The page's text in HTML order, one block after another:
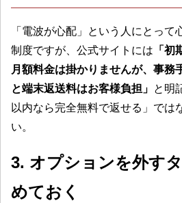
「電波が心配」という人にとって
制度ですが、公式サイトには 「初
月額料金は掛かりませんが、事務
と端末返送料はお客様負担」 と明
以内なら完全無料で返せる」では
い。
3. オプションを外す
めておく